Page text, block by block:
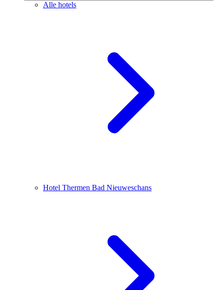
Alle hotels
Hotel Thermen Bad Nieuweschans